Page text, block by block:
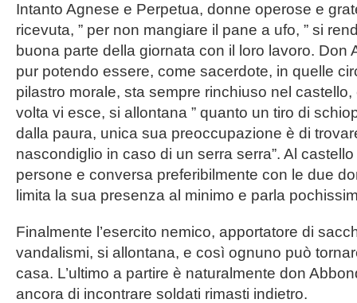
Intanto Agnese e Perpetua, donne operose e
ricevuta, ” per non mangiare il pane a ufo, ” si
buona parte della giornata con il loro lavoro. Don
pur potendo essere, come sacerdote, in quelle
pilastro morale, sta sempre rinchiuso nel
volta vi esce, si allontana ” quanto un tiro di
dalla paura, unica sua preoccupazione è di
nascondiglio in caso di un serra serra”. Al
persone e conversa preferibilmente con le due
limita la sua presenza al minimo e parla
Finalmente l’esercito nemico, apportatore di
vandalismi, si allontana, e così ognuno può
casa. L’ultimo a partire è naturalmente don
ancora di incontrare soldati rimasti indietro.